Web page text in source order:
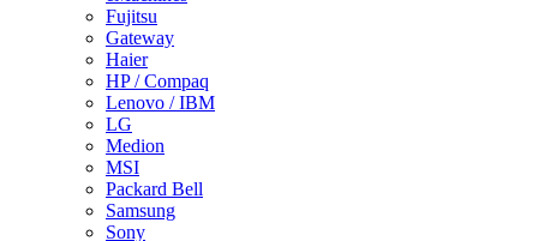
Fujitsu
Gateway
Haier
HP / Compaq
Lenovo / IBM
LG
Medion
MSI
Packard Bell
Samsung
Sony